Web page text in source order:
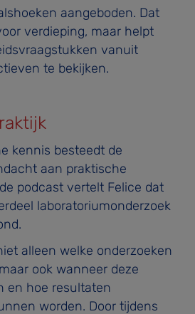
aangeboden. Dat
verdieping, maar helpt
vanuit
te bekijken.
kennis besteedt de
aan praktische
podcast vertelt Felice dat
laboratoriumonderzoek
alleen welke onderzoeken
ook wanneer deze
en hoe resultaten
worden. Door tijdens